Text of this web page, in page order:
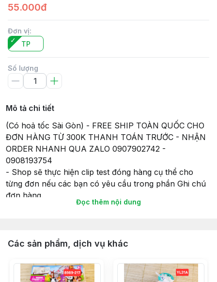
55.000đ
Đơn vị:
TP
Số lượng
Mô tả chi tiết
(Có hoả tốc Sài Gòn) - FREE SHIP TOÀN QUỐC CHO
ĐƠN HÀNG TỪ 300K THANH TOÁN TRƯỚC - NHẬN
ORDER NHANH QUA ZALO 0907902742 -
0908193754
- Shop sẽ thực hiện clip test đóng hàng cụ thể cho
từng đơn nếu các bạn có yêu cầu trong phần Ghi chú
đơn hàng.
- Tất cả các sản phẩm gửi đi, Shop sẽ lắp đầy đủ pin
món đồ chơi khi gửi hàng giao cho Khách hàng của
- Thời gian giao hàng sẽ theo như cam kết của Sàn
TMĐT nên Bạn vui lòng đọc kỹ thông tin về Giao hàng
Đọc thêm nội dung
Các sản phẩm, dịch vụ khác